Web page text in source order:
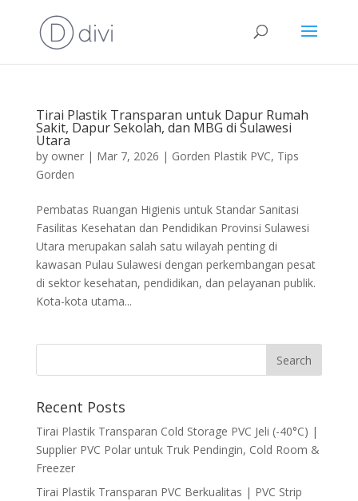
Tirai Plastik Transparan untuk Dapur Rumah
Sakit, Dapur Sekolah, dan MBG di Sulawesi
Utara
by owner| Mar 7, 2026 | Gorden Plastik PVC, Tips
Gorden
Pembatas Ruangan Higienis untuk Standar Sanitasi
Fasilitas Kesehatan dan Pendidikan Provinsi Sulawesi
Utara merupakan salah satu wilayah penting di
kawasan Pulau Sulawesi dengan perkembangan pesat
di sektor kesehatan, pendidikan, dan pelayanan publik.
Kota-kota utama...
Recent Posts
Tirai Plastik Transparan Cold Storage PVC Jeli (-40°C) |
Supplier PVC Polar untuk Truk Pendingin, Cold Room &
Freezer
Tirai Plastik Transparan PVC Berkualitas | PVC Strip